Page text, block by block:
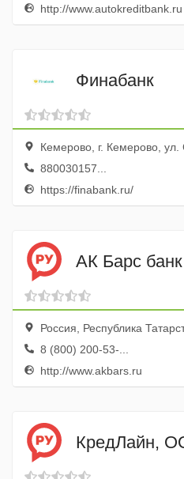
http://www.autokreditbank.ru
Финабанк
Кемерово, г. Кемерово,
880030157...
https://finabank.ru/
АК Барс банк
Россия, Республика
8 (800) 200-53-...
http://www.akbars.ru
КредЛайн,